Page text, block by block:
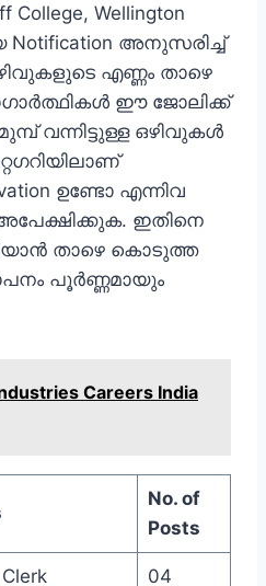
College, Wellington
Notification അനുസരിച്ച്
എണ്ണം താഴെ
ഈ ജോലിക്ക്
വന്നിട്ടുള്ള ഒഴിവുകള്‍
ഉണ്ടോ എന്നിവ
ഇതിനെ
താഴെ കൊടുത്ത
പൂര്‍ണ്ണമായും
Careers India
No. of
Posts
04